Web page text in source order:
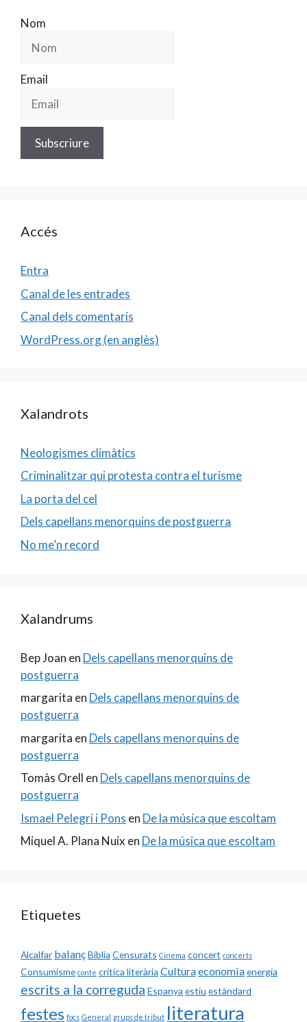
Nom
Email
Accés
Entra
Canal de les entrades
Canal dels comentaris
WordPress.org (en anglès)
Xalandrots
Neologismes climàtics
Criminalitzar qui protesta contra el turisme
La porta del cel
Dels capellans menorquins de postguerra
No me’n record
Xalandrums
Bep Joan en Dels capellans menorquins de
postguerra
margarita en Dels capellans menorquins de
postguerra
margarita en Dels capellans menorquins de
postguerra
Tomàs Orell en Dels capellans menorquins de
postguerra
Ismael Pelegrí i Pons en De la música que escoltam
Miquel A. Plana Nuix en De la música que escoltam
Etiquetes
Alcalfar balançBiblia Censurats Cinema concert concerts
Consumisme conte crítica literària Culturaeconomiaenergia
escrits a la correguda Espanya estiu estàndard
festes focs General grups de tribut literatura